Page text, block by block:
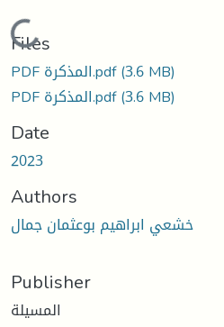
Loading...
Files
PDF المذكرة.pdf(3.6 MB)
PDF المذكرة.pdf(3.6 MB)
Date
2023
Authors
خشعي ابراهيم بوعثمان جمال
Publisher
المسيلة